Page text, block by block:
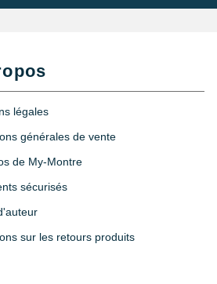
légales
générales de vente
de My-Montre
sécurisés
sur les retours produits